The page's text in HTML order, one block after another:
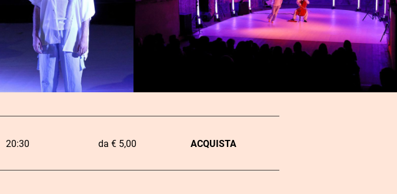
20:30 da € 5,00 ACQUISTA